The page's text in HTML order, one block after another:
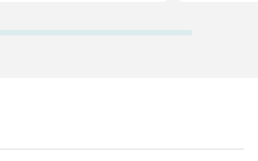
より、医療従事者は紙
り、栄養管理業務の
貫性向上に貢献して
管理用